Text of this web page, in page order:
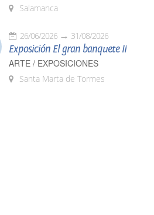
Salamanca
26/06/2026 31/08/2026
Exposición El gran banquete II
ARTE / EXPOSICIONES
Santa Marta de Tormes